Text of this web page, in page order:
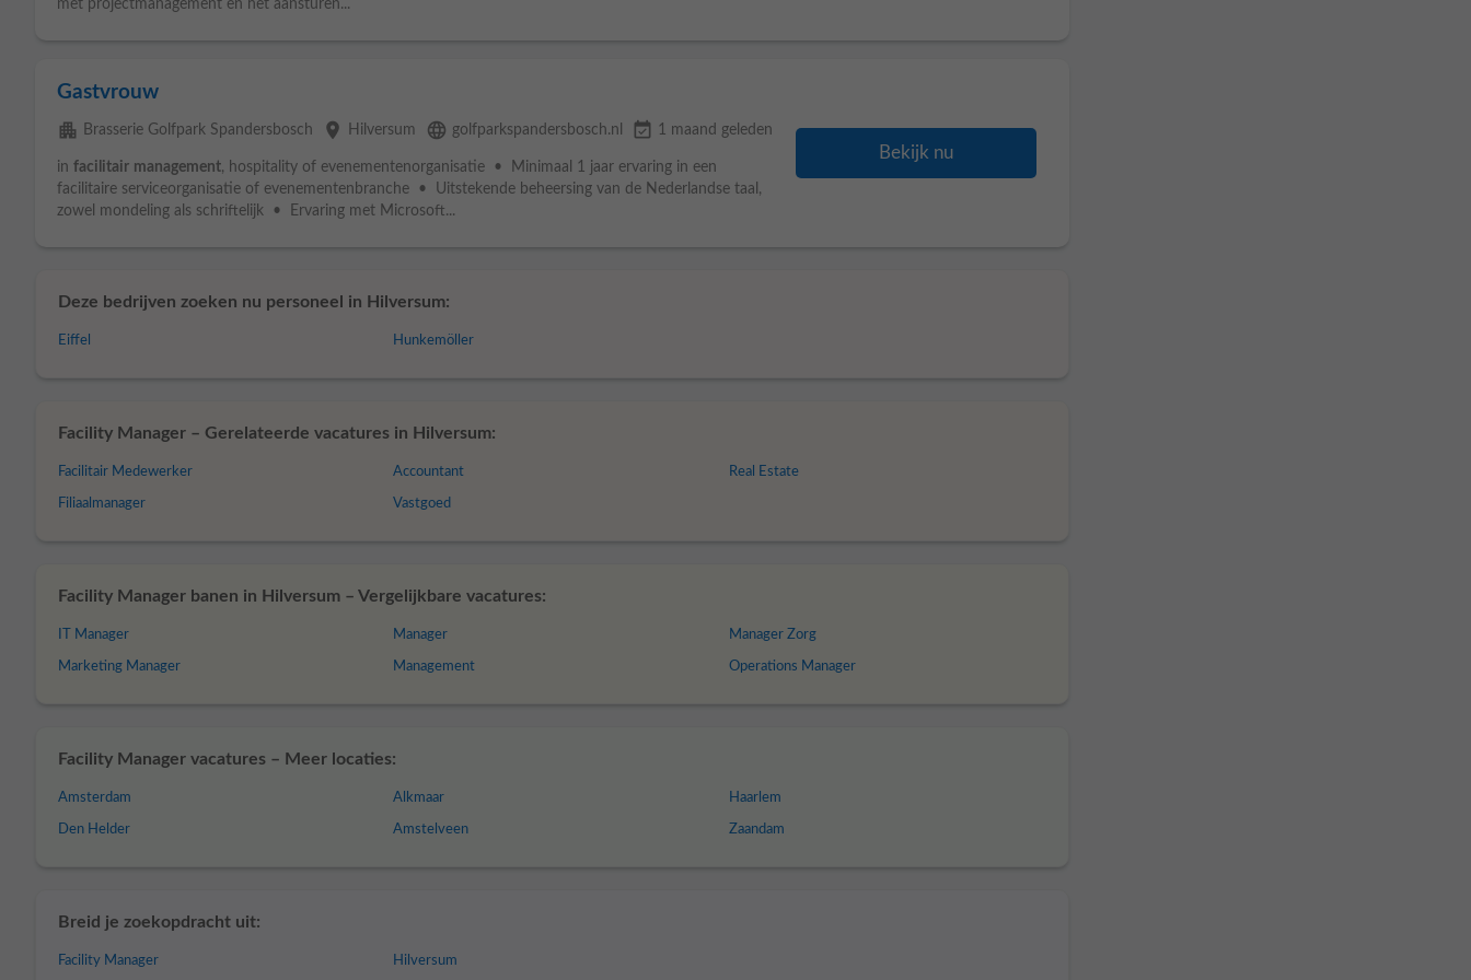
met projectmanagement en het aansturen...
Gastvrouw
apartment Brasserie Golfpark Spandersbosch place Hilversum language golfparkspandersbosch.nl event_available 1 maand geleden
in facilitair management, hospitality of evenementenorganisatie • Minimaal 1 jaar ervaring in een
facilitaire serviceorganisatie of evenementenbranche • Uitstekende beheersing van de Nederlandse taal,
zowel mondeling als schriftelijk • Ervaring met Microsoft...
Bekijk nu
Deze bedrijven zoeken nu personeel in Hilversum:
Eiffel Hunkemöller
Facility Manager – Gerelateerde vacatures in Hilversum:
Facilitair Medewerker
Filiaalmanager
Accountant
Vastgoed
Real Estate
Facility Manager banen in Hilversum – Vergelijkbare vacatures:
IT Manager
Marketing Manager
Manager
Management
Manager Zorg
Operations Manager
Facility Manager vacatures – Meer locaties:
Amsterdam
Den Helder
Alkmaar
Amstelveen
Haarlem
Zaandam
Breid je zoekopdracht uit:
Facility Manager Hilversum